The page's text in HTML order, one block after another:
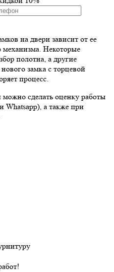
на двери зависит от ее
механизма. Некоторые
полотна, а другие
замка с торцевой
процесс.
можно сделать оценку работы
Whatsapp), а также при